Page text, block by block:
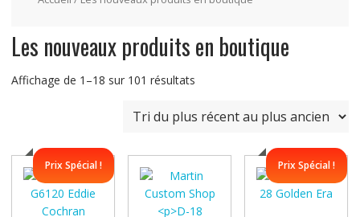
Les nouveaux produits en boutique
Affichage de 1–18 sur 101 résultatsTrié
plus
ancien
Prix Spécial ! Prix Spécial !